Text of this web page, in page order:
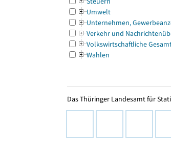
Umwelt
Unternehmen,
Verkehr und
Volkswirtschaftliche
Wahlen
Das Thüringer Landesamt für